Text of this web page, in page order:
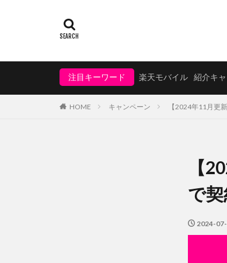
注目キーワード 楽天モバイル 紹介キ
HOME キャンペーン 【2024年11月更
【
で
2024-